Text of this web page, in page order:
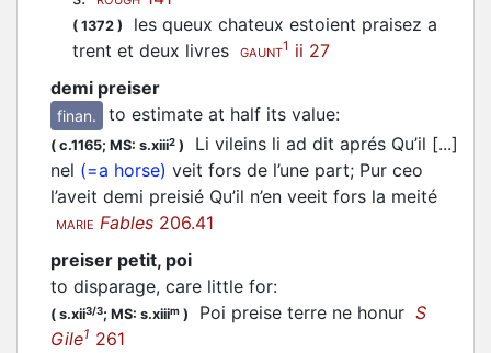
( 1372 ) les queux chateux estoient praisez a
trent et deux livres
GAUNT1 ii 27
demi preiser
finan. to estimate at half its value:
( c.1165; MS: s.xiii2 )
Li vileins li ad dit aprés Qu’il [...]
nel (=a horse) veit fors de l’une part; Pur ceo
l’aveit demi preisié Qu’il n’en veeit fors la meité
MARIE Fables 206.41
preiser petit, poi
to disparage, care little for:
( s.xii3/3; MS: s.xiiim ) Poi preise terre ne honur S
Gile1 261